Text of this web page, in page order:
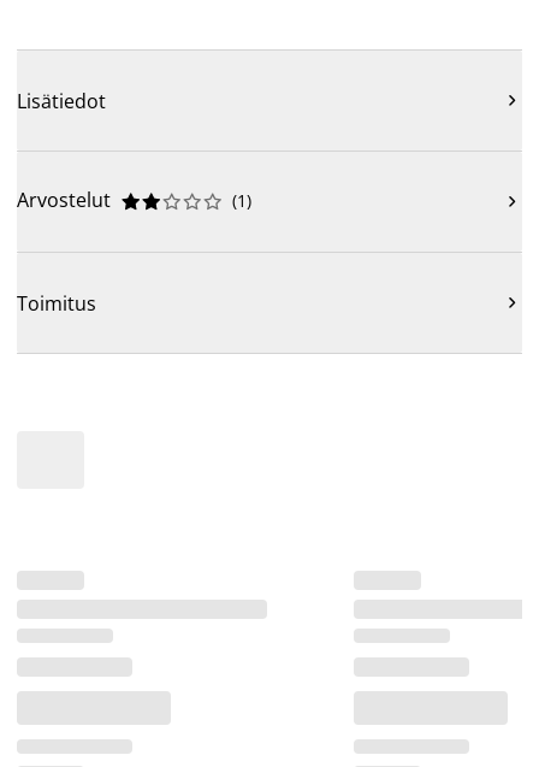
Lisätiedot 
Arvostelut 




 (1) 
Toimitus 